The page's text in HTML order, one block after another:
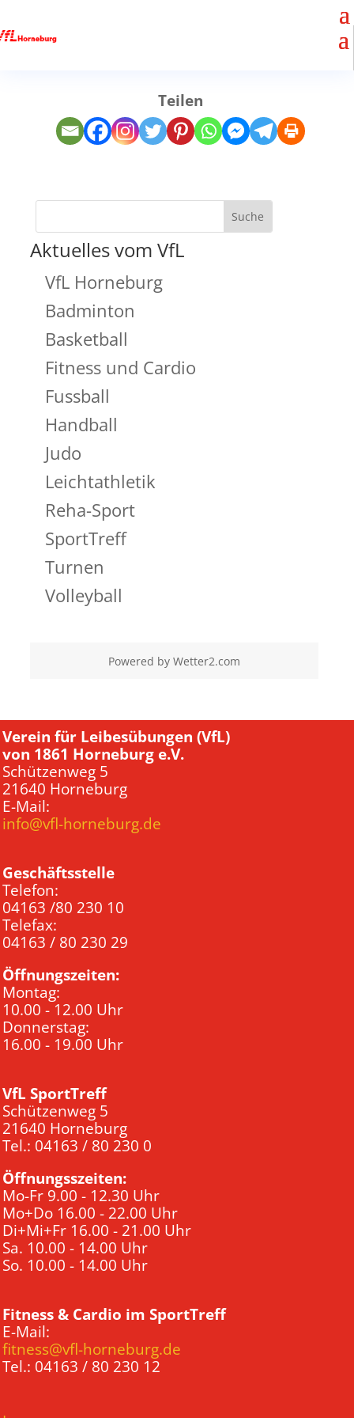
Teilen
Aktuelles vom VfL
VfL Horneburg
Badminton
Basketball
Fitness und Cardio
Fussball
Handball
Judo
Leichtathletik
Reha-Sport
SportTreff
Turnen
Volleyball
Powered by Wetter2.com
Verein für Leibesübungen (VfL)
von 1861 Horneburg e.V.
Schützenweg 5
21640 Horneburg
E-Mail:
info@vfl-horneburg.de
Geschäftsstelle
Telefon:
04163 /80 230 10
Telefax:
04163 / 80 230 29
Öffnungszeiten:
Montag:
10.00 - 12.00 Uhr
Donnerstag:
16.00 - 19.00 Uhr
VfL SportTreff
Schützenweg 5
21640 Horneburg
Tel.: 04163 / 80 230 0
Öffnungsszeiten:
Mo-Fr 9.00 - 12.30 Uhr
Mo+Do 16.00 - 22.00 Uhr
Di+Mi+Fr 16.00 - 21.00 Uhr
Sa. 10.00 - 14.00 Uhr
So. 10.00 - 14.00 Uhr
Fitness & Cardio im SportTreff
E-Mail:
fitness@vfl-horneburg.de
Tel.: 04163 / 80 230 12